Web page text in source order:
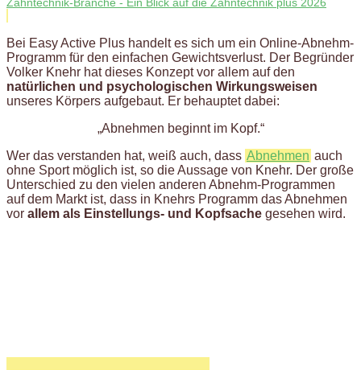
Bei Easy Active Plus handelt es sich um ein Online-Abnehm-
Programm für den einfachen Gewichtsverlust. Der Begründer
Volker Knehr hat dieses Konzept vor allem auf den
natürlichen und psychologischen Wirkungsweisen
unseres Körpers aufgebaut. Er behauptet dabei:
„Abnehmen beginnt im Kopf.“
Wer das verstanden hat, weiß auch, dass Abnehmen auch
ohne Sport möglich ist, so die Aussage von Knehr. Der große
Unterschied zu den vielen anderen Abnehm-Programmen
auf dem Markt ist, dass in Knehrs Programm das Abnehmen
vor allem als Einstellungs- und Kopfsache gesehen wird.